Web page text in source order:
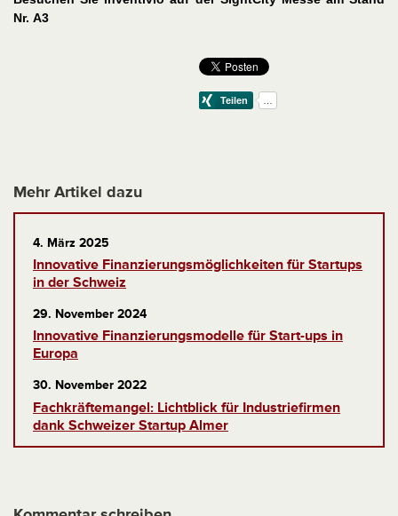
Nr. A3
Mehr Artikel dazu
4. März 2025
Innovative Finanzierungsmöglichkeiten für Startups
in der Schweiz
29. November 2024
Innovative Finanzierungsmodelle für Start-ups in
Europa
30. November 2022
Fachkräftemangel: Lichtblick für Industriefirmen
dank Schweizer Startup Almer